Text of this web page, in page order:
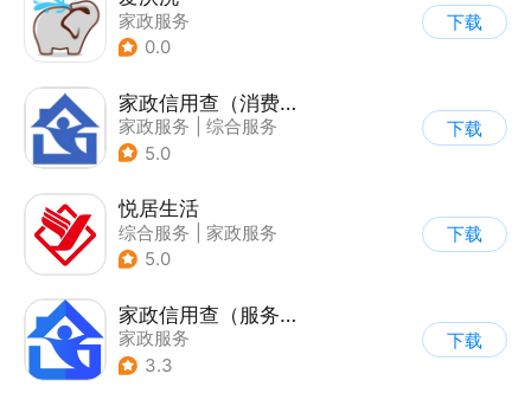
家政服务
0.0
下载
家政信用查（消费者端）
家政服务
综合服务
5.0
下载
悦居生活
综合服务
家政服务
5.0
下载
家政信用查（服务员端）
家政服务
3.3
下载